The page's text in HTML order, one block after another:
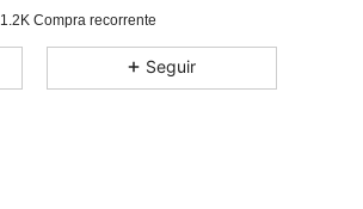
1.2K Compra recorrente
Seguir